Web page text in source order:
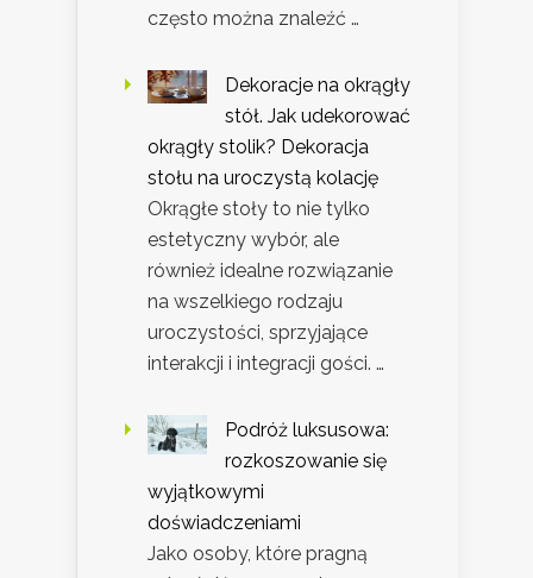
często można znaleźć …
Dekoracje na okrągły
stół. Jak udekorować
okrągły stolik? Dekoracja
stołu na uroczystą kolację
Okrągłe stoły to nie tylko
estetyczny wybór, ale
również idealne rozwiązanie
na wszelkiego rodzaju
uroczystości, sprzyjające
interakcji i integracji gości. …
Podróż luksusowa:
rozkoszowanie się
wyjątkowymi
doświadczeniami
Jako osoby, które pragną